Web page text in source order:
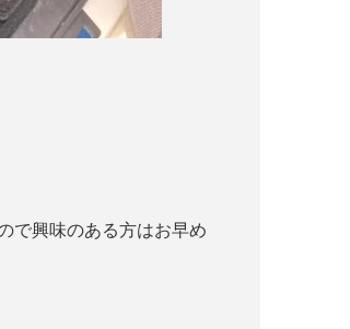
で興味のある方はお早め